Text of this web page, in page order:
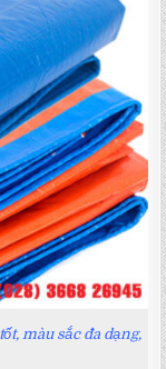
màu sắc đa dạng,